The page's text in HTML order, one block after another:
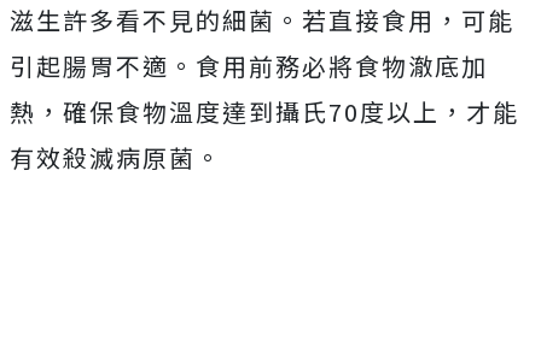
滋生許多看不見的細菌。若直接食用，可能
引起腸胃不適。食用前務必將食物澈底加
熱，確保食物溫度達到攝氏70度以上，才能
有效殺滅病原菌。